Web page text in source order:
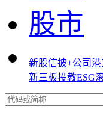
股市
新股信披+公司港
新三板投教ESG